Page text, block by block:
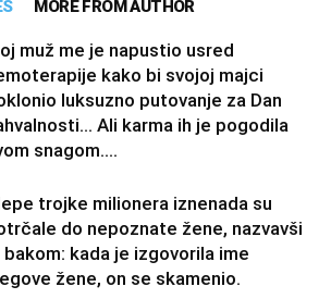
MORE FROM AUTHOR
muž me je napustio usred
kako bi svojoj majci
luksuzno putovanje za Dan
Ali karma ih je pogodila
snagom....
trojke milionera iznenada su
do nepoznate žene, nazvavši
bakom: kada je izgovorila ime
žene, on se skamenio.